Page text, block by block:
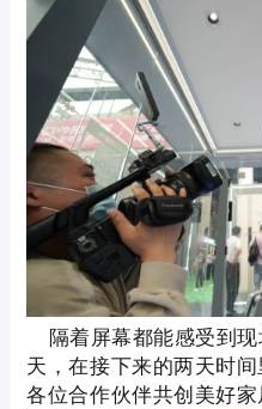
隔着屏幕都能感受到
天，在接下来的两天时
各位合作伙伴共创美好